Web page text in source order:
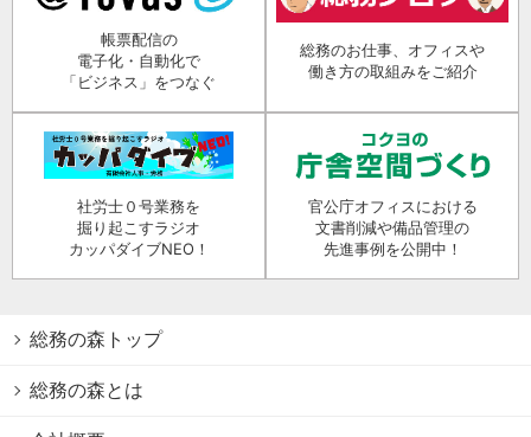
帳票配信の
電子化・自動化で
「ビジネス」をつなぐ
総務のお仕事、オフィスや
働き方の取組みをご紹介
社労士０号業務を
掘り起こすラジオ
カッパダイブNEO！
官公庁オフィスにおける
文書削減や備品管理の
先進事例を公開中！
総務の森トップ
総務の森とは